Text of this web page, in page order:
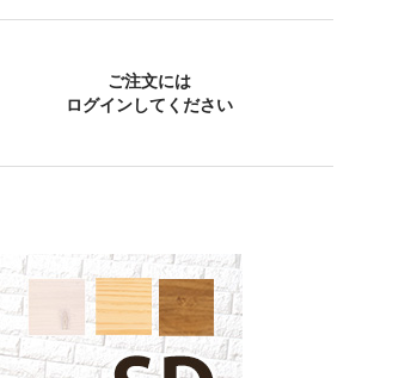
ご注文には
ログインしてください